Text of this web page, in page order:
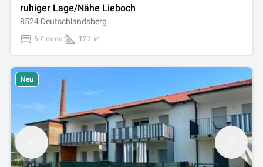
ruhiger Lage/Nähe Lieboch
8524 Deutschlandsberg
6 Zimmer 127 ㎡
Neu